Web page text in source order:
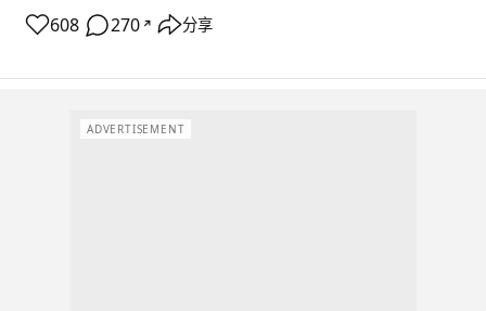
608 270 ↗ 分享
ADVERTISEMENT